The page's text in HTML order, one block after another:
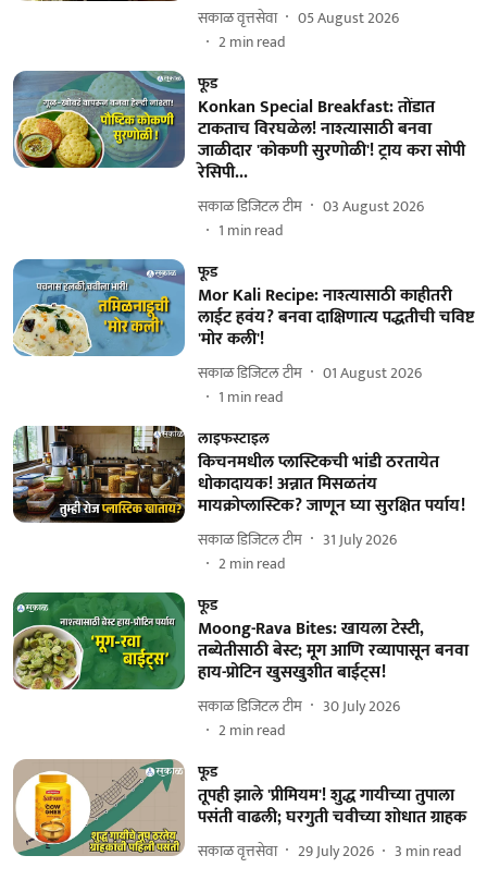
सकाळ वृत्तसेवा
05 August 2026
2min read
फूड
Konkan Special Breakfast: तोंडात
टाकताच विरघळेल! नाश्त्यासाठी बनवा
जाळीदार 'कोकणी सुरणोळी'! ट्राय करा सोपी
रेसिपी...
सकाळ डिजिटल टीम
03 August 2026
1 min read
फूड
Mor Kali Recipe: नाश्त्यासाठी काहीतरी
लाईट हवंय? बनवा दाक्षिणात्य पद्धतीची चविष्ट
'मोर कली'!
सकाळ डिजिटल टीम
01 August 2026
1 min read
लाइफस्टाइल
किचनमधील प्लास्टिकची भांडी ठरतायेत
धोकादायक! अन्नात मिसळतंय
मायक्रोप्लास्टिक? जाणून घ्या सुरक्षित पर्याय!
सकाळ डिजिटल टीम
31 July 2026
2min read
फूड
Moong-Rava Bites: खायला टेस्टी,
तब्येतीसाठी बेस्ट; मूग आणि रव्यापासून बनवा
हाय-प्रोटिन खुसखुशीत बाईट्स!
सकाळ डिजिटल टीम
30 July 2026
2min read
फूड
तूपही झाले 'प्रीमियम'! शुद्ध गायीच्या तुपाला
पसंती वाढली; घरगुती चवीच्या शोधात ग्राहक
सकाळ वृत्तसेवा 29 July 2026 3 min read